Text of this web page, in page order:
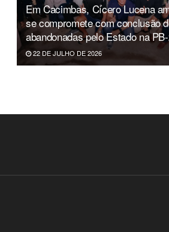
Em Cacimbas, Cícero Lucena
se compromete com conclusão
abandonadas pelo Estado na
22 DE JULHO DE 2026